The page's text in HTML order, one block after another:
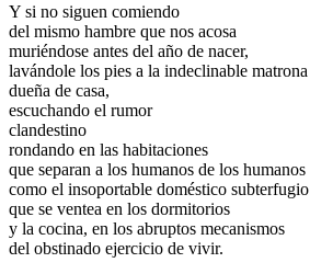
Y si no siguen comiendo
del mismo hambre que nos acosa
muriéndose antes del año de nacer,
lavándole los pies a la indeclinable matrona
dueña de casa,
escuchando el rumor
clandestino
rondando en las habitaciones
que separan a los humanos de los humanos
como el insoportable doméstico subterfugio
que se ventea en los dormitorios
y la cocina, en los abruptos mecanismos
del obstinado ejercicio de vivir.